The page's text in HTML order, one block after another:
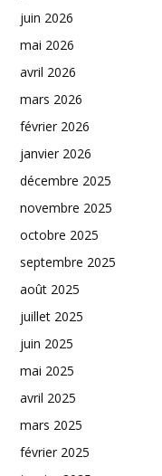
juin 2026
mai 2026
avril 2026
mars 2026
février 2026
janvier 2026
décembre 2025
novembre 2025
octobre 2025
septembre 2025
août 2025
juillet 2025
juin 2025
mai 2025
avril 2025
mars 2025
février 2025